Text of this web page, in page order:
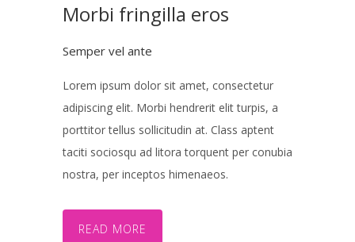
Morbi fringilla eros
Semper vel ante
Lorem ipsum dolor sit amet, consectetur
adipiscing elit. Morbi hendrerit elit turpis, a
porttitor tellus sollicitudin at. Class aptent
taciti sociosqu ad litora torquent per conubia
nostra, per inceptos himenaeos.
READ MORE